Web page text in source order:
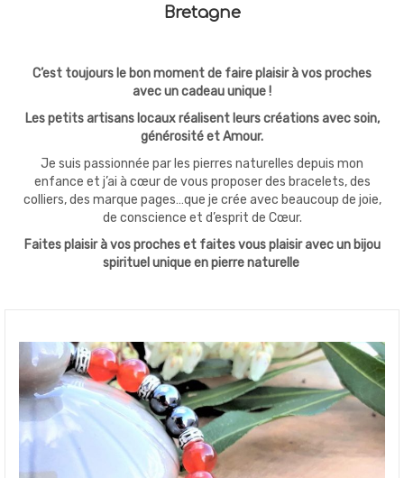
Bretagne
C’est toujours le bon moment de faire plaisir à vos proches
avec un cadeau unique !
Les petits artisans locaux réalisent leurs créationsavec soin,
générosité et Amour.
Je suis passionnée par les pierres naturelles depuis mon
enfance et j’ai à cœur de vous proposer des bracelets, des
colliers, des marque pages…que je crée avec beaucoup de joie,
de conscience et d’esprit de Cœur.
Faites plaisir à vos proches et faites vous plaisir avec un bijou
spirituel unique en pierre naturelle